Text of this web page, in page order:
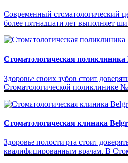
Современный стоматологический
более пятнадцати лет выполняет
Стоматологическая
Здоровье своих зубов стоит
Стоматологической поликлинике №
Стоматологическая клиника
Здоровье полости рта стоит
квалифицированным врачам. В